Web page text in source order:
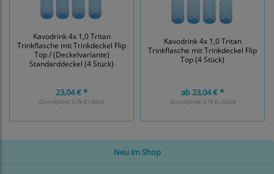
Neu im Shop
Kavodrink 4x 1,0 Tritan
Trinkflasche mit Trinkdeckel Flip
Top / (Deckelvariante)
Standarddeckel (4 Stück)
23,04 € *
Grundpreis:5,76 € / Stück
Kavodrink 4x 1,0 Tritan
Trinkflasche mit Trinkdeckel Flip
Top (4 Stück)
ab23,04 € *
Grundpreis:5,76 € / Stück